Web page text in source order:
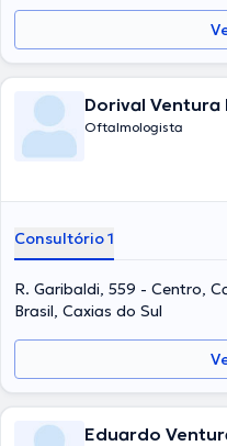
Dorival Ventura
Oftalmologista
Consultório 1
R. Garibaldi, 559 - Centro,
Brasil, Caxias do Sul
Eduardo